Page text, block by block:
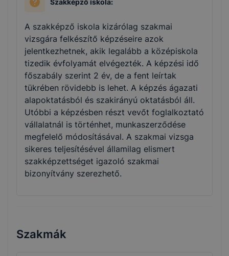
A szakképző iskola kizárólag szakmai
vizsgára felkészítő képzéseire azok
jelentkezhetnek, akik legalább a középiskola
tizedik évfolyamát elvégezték. A képzési idő
főszabály szerint 2 év, de a fent leírtak
tükrében rövidebb is lehet. A képzés ágazati
alapoktatásból és szakirányú oktatásból áll.
Utóbbi a képzésben részt vevőt foglalkoztató
vállalatnál is történhet, munkaszerződése
megfelelő módosításával. A szakmai vizsga
sikeres teljesítésével államilag elismert
szakképzettséget igazoló szakmai
bizonyítvány szerezhető.
Szakmák